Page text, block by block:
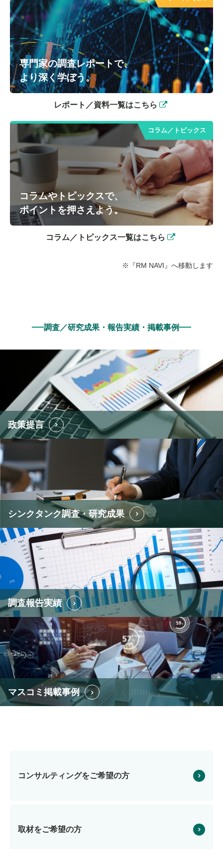
専門家の調査レポートで、
より深く学ぼう。
レポート／資料一覧はこちら
コラム／トピックス
コラムやトピックスで、
ポイントを押さえよう。
コラム／トピックス一覧はこちら
※『RM NAVI』へ移動します
調査／研究成果・報告実績・掲載事例
政策提言
シンクタンク調査・研究成果
調査報告実績
マスコミ掲載事例
コンサルティングをご希望の方
取材をご希望の方